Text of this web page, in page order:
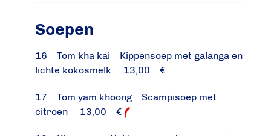
Soepen
16 Tom kha kai Kippensoep met galanga en
lichte kokosmelk 13,00 €
17 Tom yam khoong Scampisoep met
citroen 13,00 €